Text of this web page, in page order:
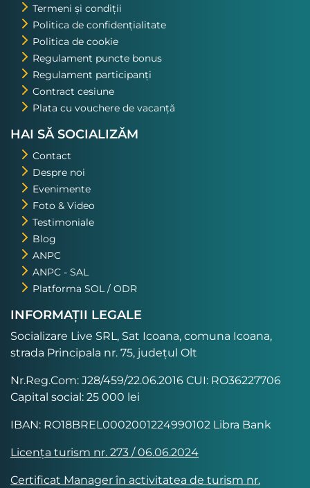
Termeni și condiții
Politica de confidențialitate
Politica de cookie
Regulament puncte bonus
Regulament participanți
Contract cesiune
Plata cu vouchere de vacanță
HAI SĂ SOCIALIZĂM
Contact
Despre noi
Evenimente
Foto & Video
Testimoniale
Blog
ANPC
ANPC - SAL
Platforma SOL / ODR
INFORMAȚII LEGALE
Socializare Live SRL, Sat Icoana, comuna Icoana,
strada Principala nr. 75, județul Olt
Nr.Reg.Com: J28/459/22.06.2016 CUI: RO36227706
Capital social: 25 000 lei
IBAN: RO18BREL0002001224990102 Libra Bank
Licența turism nr. 273 / 06.06.2024
Certificat Manager în activitatea de turism nr.